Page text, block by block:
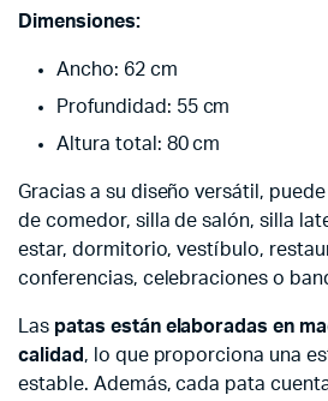
Dimensiones:
Ancho: 62 cm
Profundidad: 55 cm
Altura total: 80 cm
Gracias a su diseño versátil,
de comedor, silla de salón, silla
estar, dormitorio, vestíbulo,
conferencias, celebraciones o
Las patas están elaboradas en
calidad , lo que proporciona una
estable. Además, cada pata